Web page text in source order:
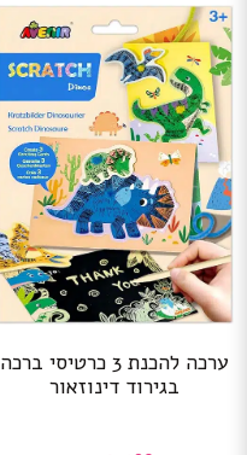
ערכה להכנת 3 כרטיסי ברכה
בגירוד דינוזאור